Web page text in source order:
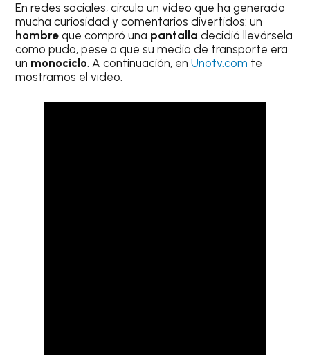
En redes sociales, circula un video que ha generado
mucha curiosidad y comentarios divertidos: un
hombreque compró una pantalladecidió llevársela
como pudo, pese a que su medio de transporte era
un monociclo. A continuación, enUnotv.com te
mostramos el video.